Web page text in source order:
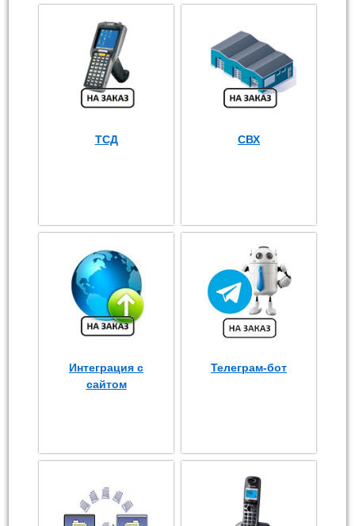
ТСД СВХ
Интеграция с
сайтом
Телеграм-бот